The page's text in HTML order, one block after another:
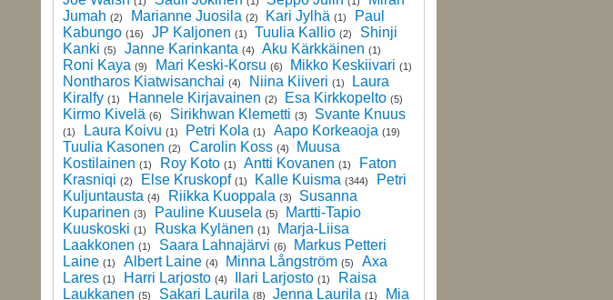
Jumah (2) Marianne Juosila (2) Kari Jylhä (1)
Paul
Kabungo (16) JP Kaljonen (1) Tuulia Kallio (2)
Shinji
Kanki (5) Janne Karinkanta (4) Aku Kärkkäinen (1)
Roni Kaya (9) Mari Keski-Korsu (6) Mikko Keskiivari (1)
Nontharos Kiatwisanchai (4) Niina Kiiveri (1)
Laura
Kiralfy (1) Hannele Kirjavainen (2) Esa Kirkkopelto (5)
Kirmo Kivelä (6) Sirikhwan Klemetti (3) Svante Knuus
(1) Laura Koivu (1) Petri Kola (1) Aapo Korkeaoja (19)
Tuulia Kasonen (2) Carolin Koss (4)
Muusa
Kostilainen (1) Roy Koto (1) Antti Kovanen (1)
Faton
Krasniqi (2) Else Kruskopf (1) Kalle Kuisma (344)
Petri
Kuljuntausta (4) Riikka Kuoppala (3)
Susanna
Kuparinen (3) Pauline Kuusela (5)
Martti-Tapio
Kuuskoski (1) Ruska Kylänen (1)
Marja-Liisa
Laakkonen (1) Saara Lahnajärvi (6)
Markus Petteri
Laine (1) Albert Laine (4) Minna Långström (5)
Axa
Lares (1) Harri Larjosto (4) Ilari Larjosto (1)
Raisa
Laukkanen (5) Sakari Laurila (8) Jenna Laurila (1)
Mia